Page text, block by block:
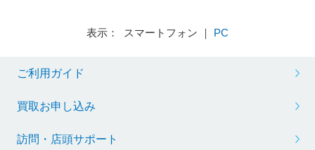
表示： スマートフォン ｜ PC
ご利用ガイド
買取お申し込み
訪問・店頭サポート